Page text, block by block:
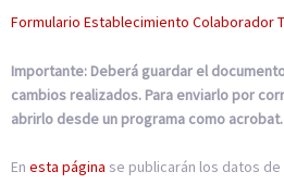
Formulario Establecimiento Colaborador
Importante: Deberá guardar el
cambios realizados. Para enviarlo por
abrirlo desde un programa como acrobat.
En esta página se publicarán los datos